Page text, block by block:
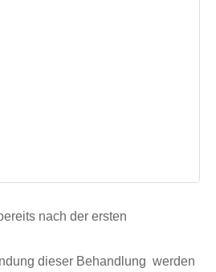
nach der ersten
dieser Behandlung werden